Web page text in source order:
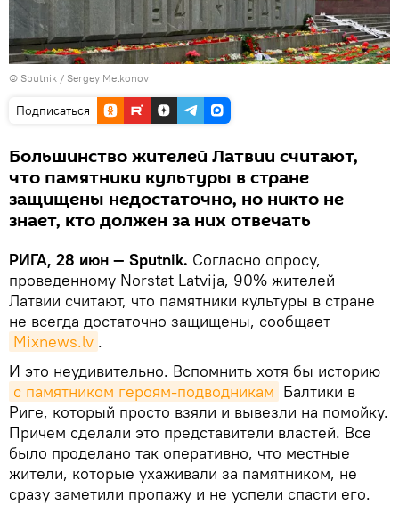
© Sputnik / Sergey Melkonov
Подписаться
Большинство жителей Латвии считают,
что памятники культуры в стране
защищены недостаточно, но никто не
знает, кто должен за них отвечать
РИГА, 28 июн — Sputnik. Согласно опросу,
проведенному Norstat Latvija, 90% жителей
Латвии считают, что памятники культуры в стране
не всегда достаточно защищены, сообщает
Mixnews.lv .
И это неудивительно. Вспомнить хотя бы историю
с памятником героям-подводникам Балтики в
Риге, который просто взяли и вывезли на помойку.
Причем сделали это представители властей. Все
было проделано так оперативно, что местные
жители, которые ухаживали за памятником, не
сразу заметили пропажу и не успели спасти его.